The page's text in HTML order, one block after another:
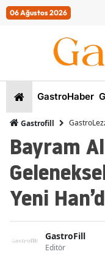
06 Ağustos 2026
GastroHaber
Gastrofill
Bayram
Yeni
GastroFill
Editör